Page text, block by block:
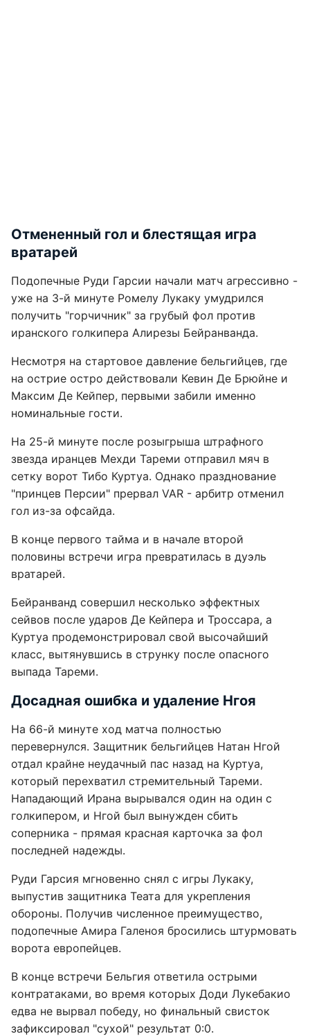
Отмененный гол и блестящая игра
вратарей
Подопечные Руди Гарсии начали матч агрессивно -
уже на 3-й минуте Ромелу Лукаку умудрился
получить "горчичник" за грубый фол против
иранского голкипера Алирезы Бейранванда.
Несмотря на стартовое давление бельгийцев, где
на острие остро действовали Кевин Де Брюйне и
Максим Де Кейпер, первыми забили именно
номинальные гости.
На 25-й минуте после розыгрыша штрафного
звезда иранцев Мехди Тареми отправил мяч в
сетку ворот Тибо Куртуа. Однако празднование
"принцев Персии" прервал VAR - арбитр отменил
гол из-за офсайда.
В конце первого тайма и в начале второй
половины встречи игра превратилась в дуэль
вратарей.
Бейранванд совершил несколько эффектных
сейвов после ударов Де Кейпера и Троссара, а
Куртуа продемонстрировал свой высочайший
класс, вытянувшись в струнку после опасного
выпада Тареми.
Досадная ошибка и удаление Нгоя
На 66-й минуте ход матча полностью
перевернулся. Защитник бельгийцев Натан Нгой
отдал крайне неудачный пас назад на Куртуа,
который перехватил стремительный Тареми.
Нападающий Ирана вырывался один на один с
голкипером, и Нгой был вынужден сбить
соперника - прямая красная карточка за фол
последней надежды.
Руди Гарсия мгновенно снял с игры Лукаку,
выпустив защитника Теата для укрепления
обороны. Получив численное преимущество,
подопечные Амира Галеноя бросились штурмовать
ворота европейцев.
В конце встречи Бельгия ответила острыми
контратаками, во время которых Доди Лукебакио
едва не вырвал победу, но финальный свисток
зафиксировал "сухой" результат 0:0.